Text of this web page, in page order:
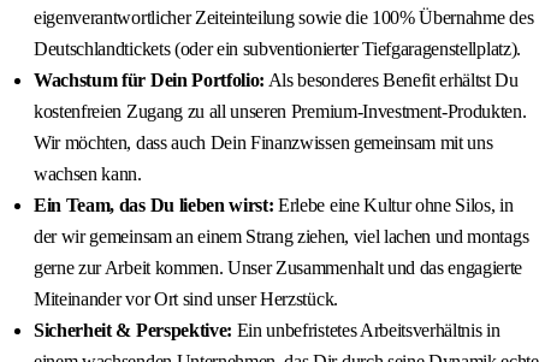
eigenverantwortlicher Zeiteinteilung sowie die 100% Übernahme des
Deutschlandtickets (oder ein subventionierter Tiefgaragenstellplatz).
Wachstum für Dein Portfolio: Als besonderes Benefit erhältst Du
kostenfreien Zugang zu all unseren Premium-Investment-Produkten.
Wir möchten, dass auch Dein Finanzwissen gemeinsam mit uns
wachsen kann.
Ein Team, das Du lieben wirst: Erlebe eine Kultur ohne Silos, in
der wir gemeinsam an einem Strang ziehen, viel lachen und montags
gerne zur Arbeit kommen. Unser Zusammenhalt und das engagierte
Miteinander vor Ort sind unser Herzstück.
Sicherheit & Perspektive: Ein unbefristetes Arbeitsverhältnis in